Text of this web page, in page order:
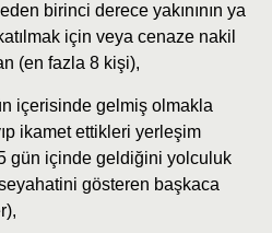
birinci derece yakınının ya
için veya cenaze nakil
(en fazla 8 kişi),
içerisinde gelmiş olmakla
ikamet ettikleri yerleşim
gün içinde geldiğini yolculuk
gösteren başkaca